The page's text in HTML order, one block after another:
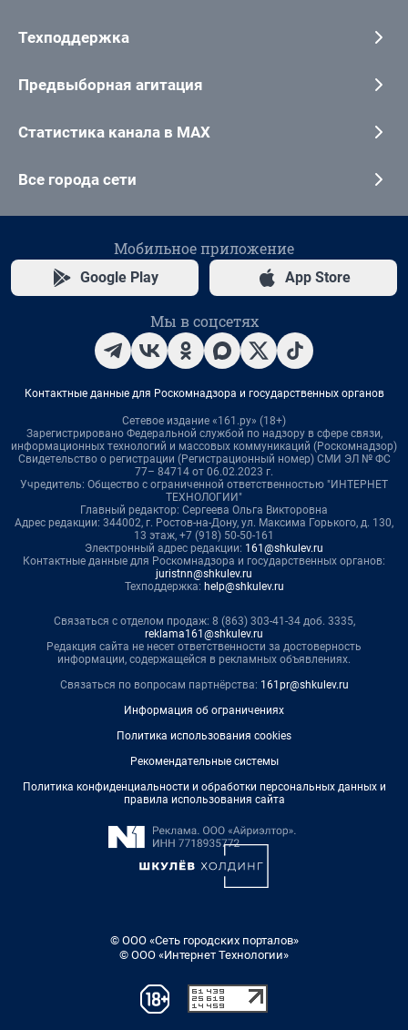
Техподдержка
Предвыборная агитация
Статистика канала в MAX
Все города сети
Мобильное приложение
Google Play App Store
Мы в соцсетях
Контактные данные для Роскомнадзора и государственных органов
Сетевое издание «161.ру» (18+)
Зарегистрировано Федеральной службой по надзору в сфере связи,
информационных технологий и массовых коммуникаций (Роскомнадзор)
Свидетельство о регистрации (Регистрационный номер) СМИ ЭЛ № ФС
77– 84714 от 06.02.2023 г.
Учредитель: Общество с ограниченной ответственностью "ИНТЕРНЕТ
ТЕХНОЛОГИИ"
Главный редактор: Сергеева Ольга Викторовна
Адрес редакции: 344002, г. Ростов-на-Дону, ул. Максима Горького, д. 130,
13 этаж, +7 (918) 50-50-161
Электронный адрес редакции: 161@shkulev.ru
Контактные данные для Роскомнадзора и государственных органов:
juristnn@shkulev.ru
Техподдержка: help@shkulev.ru
Связаться с отделом продаж: 8 (863) 303-41-34 доб. 3335,
reklama161@shkulev.ru
Редакция сайта не несет ответственности за достоверность
информации, содержащейся в рекламных объявлениях.
Связаться по вопросам партнёрства: 161pr@shkulev.ru
Информация об ограничениях
Политика использования cookies
Рекомендательные системы
Политика конфиденциальности и обработки персональных данных и
правила использования сайта
© ООО «Сеть городских порталов»
© ООО «Интернет Технологии»